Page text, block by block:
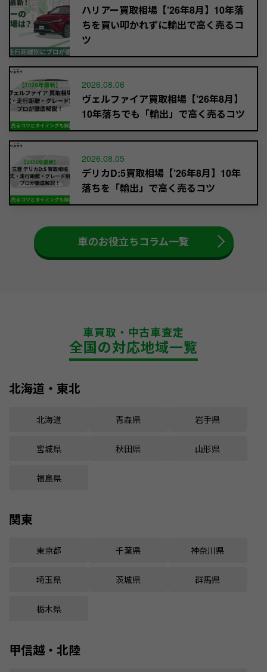
ハリアー買取相場【’26年8月】10年落
ちを買い叩かれずに輸出で高く売るコ
ツ
2026.08.06
ヴェルファイア買取相場【’26年8月】
10年落ちでも「輸出」で高く売るコツ
2026.08.05
デリカD:5買取相場【’26年8月】10年
落ちを「輸出」で高く売るコツ
車のお役立ちコラム一覧
車買取・中古車査定
全国の対応地域一覧
北海道・東北
北海道 青森県 岩手県
宮城県 秋田県 山形県
福島県
関東
東京都 千葉県 神奈川県
埼玉県 茨城県 群馬県
栃木県
甲信越・北陸